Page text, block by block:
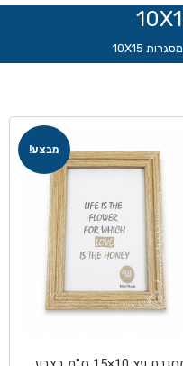
מסגרות 10X15
מבצע!